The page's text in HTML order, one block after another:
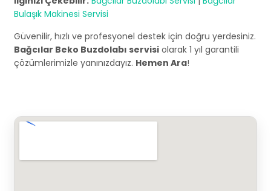
Bulaşık Makinesi Servisi
Güvenilir, hızlı ve profesyonel destek için doğru yerdesiniz.
Bağcılar Beko Buzdolabı servisi olarak 1 yıl garantili
çözümlerimizle yanınızdayız. Hemen Ara!